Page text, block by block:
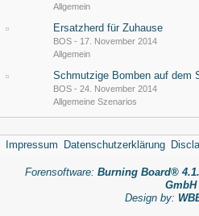
Allgemein
Ersatzherd für Zuhause
BOS - 17. November 2014
Allgemein
Schmutzige Bomben auf dem
BOS - 24. November 2014
Allgemeine Szenarios
Impressum Datenschutzerklärung
Forensoftware: Burning Board®
GmbH
Design by: